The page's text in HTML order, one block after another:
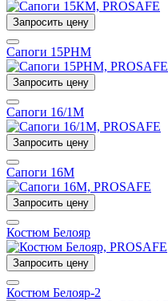
Запросить цену
Сапоги 15РНМ
Запросить цену
Сапоги 16/1М
Запросить цену
Сапоги 16М
Запросить цену
Костюм Белояр
Запросить цену
Костюм Белояр-2